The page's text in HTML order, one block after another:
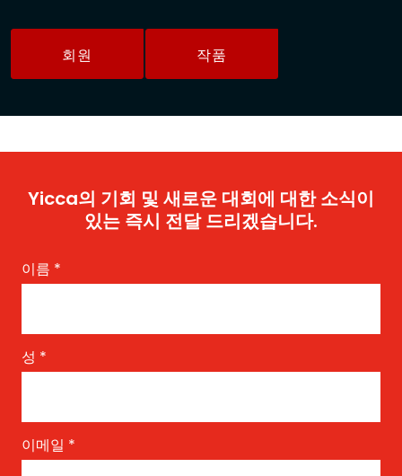
회원 작품
Yicca의 기회 및 새로운 대회에 대한 소식이
있는 즉시 전달 드리겠습니다.
이름 *
성 *
이메일 *